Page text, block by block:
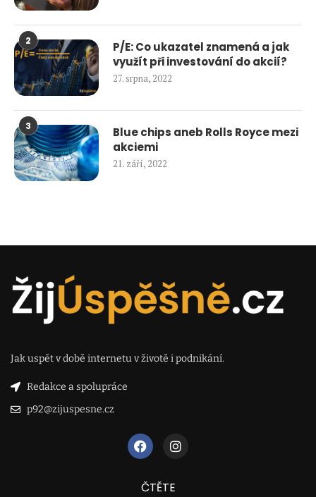
2
P/E: Co ukazatel znamená a jak
využít při investování do akcií?
27. srpna, 2022
3
Blue chips aneb Rolls Royce mezi
akciemi
21. září, 2022
Jak uspět v době internetu v životě i podnikání.
Redakce a spolupráce
p92@zijuspesne.cz
ČTĚTE